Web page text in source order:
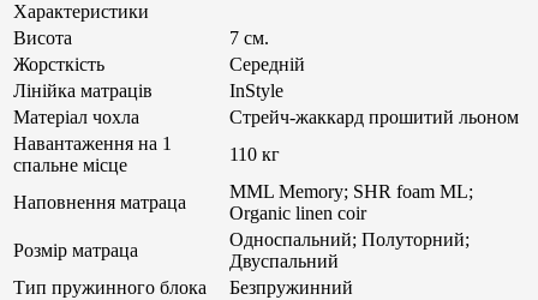
Характеристики
Висота
7 см.
Жорсткість
Середній
Лінійка матраців
InStyle
Матеріал чохла
Стрейч-жаккард прошитий льоном
Навантаження на 1
спальне місце
110 кг
Наповнення матраца
MML Memory; SHR foam ML;
Organic linen coir
Розмір матраца
Односпальний; Полуторний;
Двуспальний
Тип пружинного блока
Безпружинний